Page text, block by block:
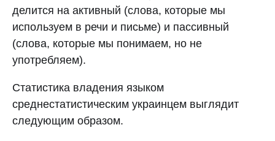
делится на активный (слова, которые мы
используем в речи и письме) и пассивный
(слова, которые мы понимаем, но не
употребляем).
Статистика владения языком
среднестатистическим украинцем выглядит
следующим образом.